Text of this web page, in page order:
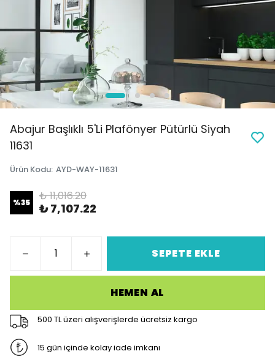
Abajur Başlıklı 5'Li Plafönyer Pütürlü Siyah
11631
Ürün Kodu: AYD-WAY-11631
%35 ₺ 11,016.20
₺ 7,107.22
SEPETE EKLE
HEMEN AL
500 TL üzeri alışverişlerde ücretsiz kargo
15 gün içinde kolay iade imkanı